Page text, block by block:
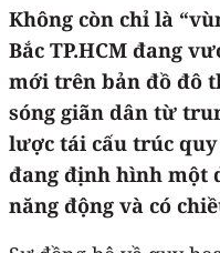
Không còn chỉ là
Bắc TP.HCM đang
mới trên bản đồ đô
sóng giãn dân từ
lược tái cấu trúc
đang định hình một
năng động và có